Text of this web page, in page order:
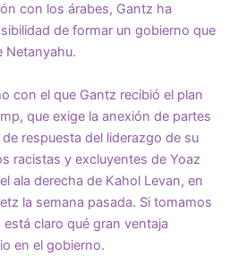
con los árabes, Gantz ha
de formar un gobierno que
Netanyahu.
con el que Gantz recibió el plan
que exige la anexión de partes
respuesta del liderazgo de su
racistas y excluyentes de Yoaz
ala derecha de Kahol Levan, en
la semana pasada. Si tomamos
claro qué gran ventaja
en el gobierno.